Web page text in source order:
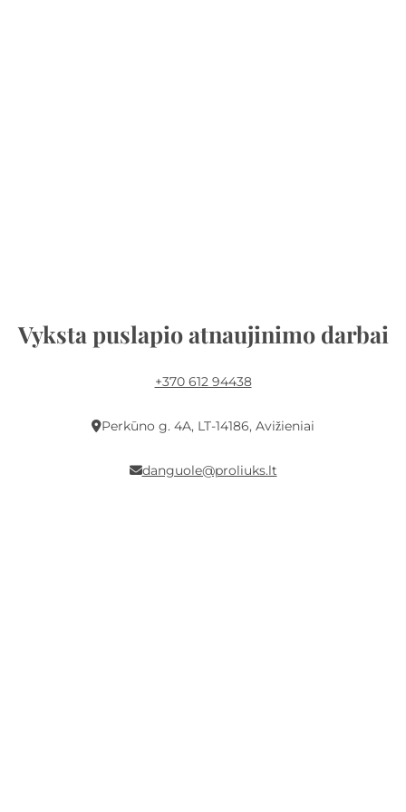
Vyksta puslapio atnaujinimo darbai
+370 612 94438
Perkūno g. 4A, LT-14186, Avižieniai
danguole@proliuks.lt